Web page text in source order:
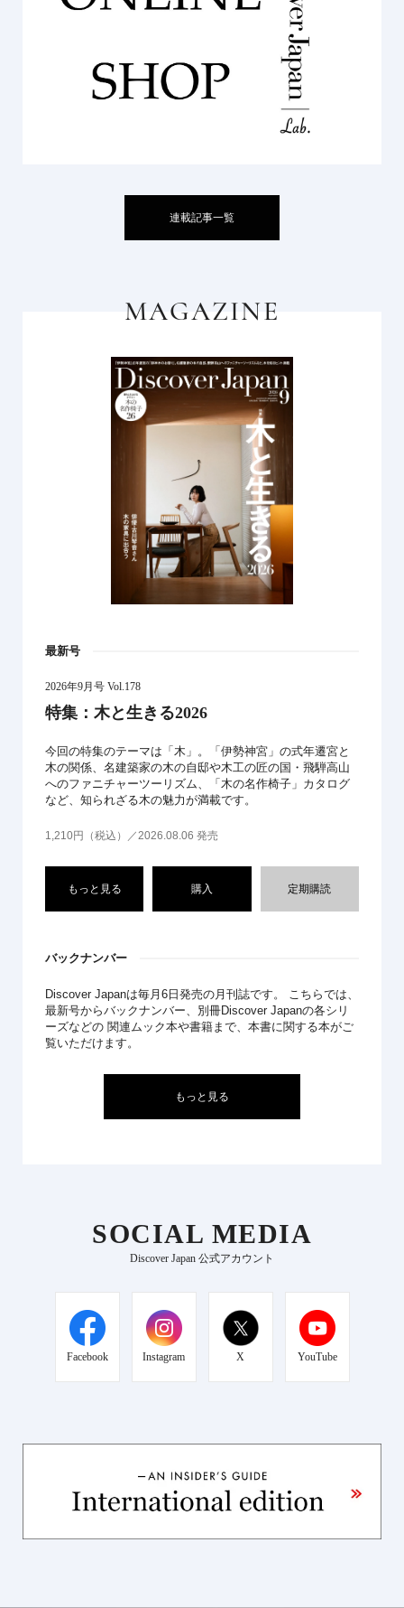
連載記事一覧
MAGAZINE
最新号
2026年9月号 Vol.178
特集：木と生きる2026
今回の特集のテーマは「木」。「伊勢神宮」の式年遷宮と
木の関係、名建築家の木の自邸や木工の匠の国・飛騨高山
へのファニチャーツーリズム、「木の名作椅子」カタログ
など、知られざる木の魅力が満載です。
1,210円（税込）／2026.08.06 発売
もっと見る 購入 定期購読
バックナンバー
Discover Japanは毎月6日発売の月刊誌です。 こちらでは、
最新号からバックナンバー、別冊Discover Japanの各シリ
ーズなどの 関連ムック本や書籍まで、本書に関する本がご
覧いただけます。
もっと見る
SOCIAL MEDIA
Discover Japan 公式アカウント
Facebook Instagram X YouTube